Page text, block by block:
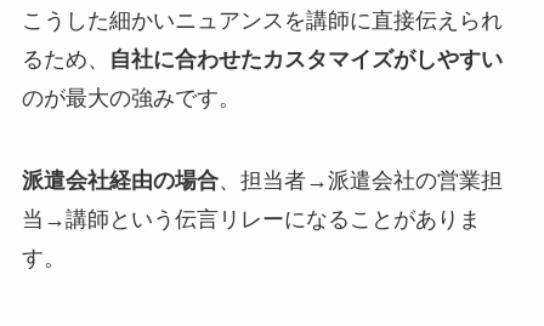
こうした細かいニュアンスを講師に直接伝えられ
るため、
自社に合わせたカスタマイズがしやすい
のが最大の強みです。
派遣会社経由の場合、担当者→派遣会社の営業担
当→講師という伝言リレーになることがありま
す。